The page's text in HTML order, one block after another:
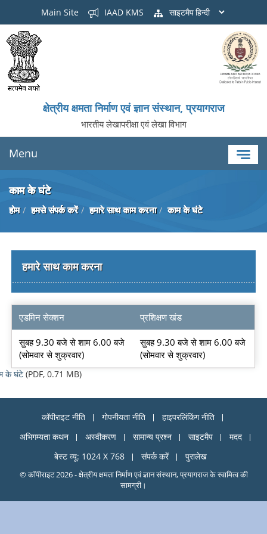
Main Site IAAD KMS साइटमैप
क्षेत्रीय क्षमता निर्माण एवं ज्ञान संस्थान, प्रयागराज
भारतीय लेखापरीक्षा एवं लेखा विभाग
Menu
काम के घंटे
होम हमसे संपर्क करें हमारे साथ काम करना काम के घंटे
हमारे साथ काम करना
एडमिन सेक्शन प्रशिक्षण खंड
सुबह 9.30 बजे से शाम 6.00 बजे
(सोमवार से शुक्रवार)
सुबह 9.30 बजे से शाम 6.00 बजे
(सोमवार से शुक्रवार)
के घंटे (PDF, 0.71 MB)
कॉपीराइट नीति गोपनीयता नीति
हाइपरलिंकिंग नीति
अभिगम्यता कथन
अस्वीकरण सामान्य प्रश्न साइटमैप
मदद
बेस्ट व्यू: 1024 X 768
संपर्क करें पुरालेख
© कॉपीराइट 2026 - क्षेत्रीय क्षमता निर्माण एवं ज्ञान संस्थान, प्रयागराज के स्वामित्व की
सामग्री।